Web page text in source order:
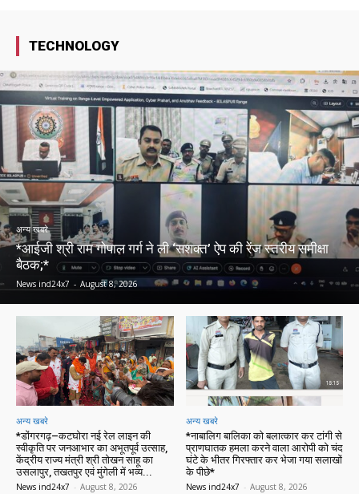
TECHNOLOGY
अन्य खबरे
*आईजी श्री राम गोपाल गर्ग ने ली ‘सशक्त’ ऐप की रेंज स्तरीय समीक्षा
बैठक;*
News ind24x7 - August 8, 2026
अन्य खबरे
*डोंगरगढ़–कटघोरा नई रेल लाइन की
स्वीकृति पर जनआभार का अभूतपूर्व उत्साह,
केंद्रीय राज्य मंत्री श्री तोखन साहू का
उसलापुर, तखतपुर एवं मुंगेली में भव्य...
News ind24x7 - August 8, 2026
अन्य खबरे
*नाबालिग बालिका को बलात्कार कर टांगी से
प्राणघातक हमला करने वाला आरोपी को चंद
घंटे के भीतर गिरफ्तार कर भेजा गया सलाखों
के पीछे*
News ind24x7 - August 8, 2026